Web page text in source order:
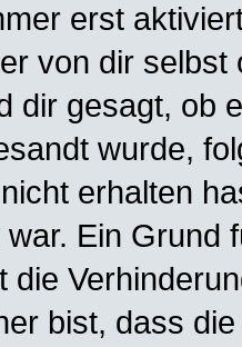
erst
von dir selbst
dir gesagt, ob
wurde,
erhalten
Ein Grund
die
bist, dass